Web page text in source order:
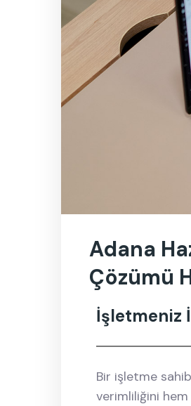
Adana
Çözümü
İşletmeniz
Bir işletme
verimliliğini hem